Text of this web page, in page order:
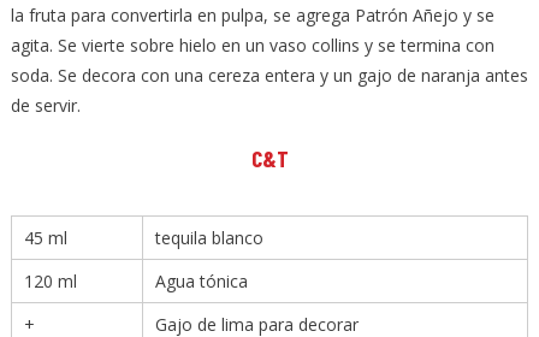
la fruta para convertirla en pulpa, se agrega Patrón Añejo y se
agita. Se vierte sobre hielo en un vaso collins y se termina con
soda. Se decora con una cereza entera y un gajo de naranja antes
de servir.
C&T
45 ml
tequila blanco
120 ml
Agua tónica
+
Gajo de lima para decorar